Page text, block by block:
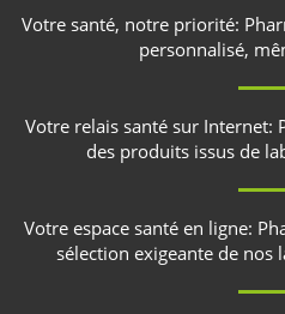
Votre santé, notre priorité:
personnalisé,
Votre relais santé sur Internet:
des produits issus de
Votre espace santé en ligne:
sélection exigeante de nos